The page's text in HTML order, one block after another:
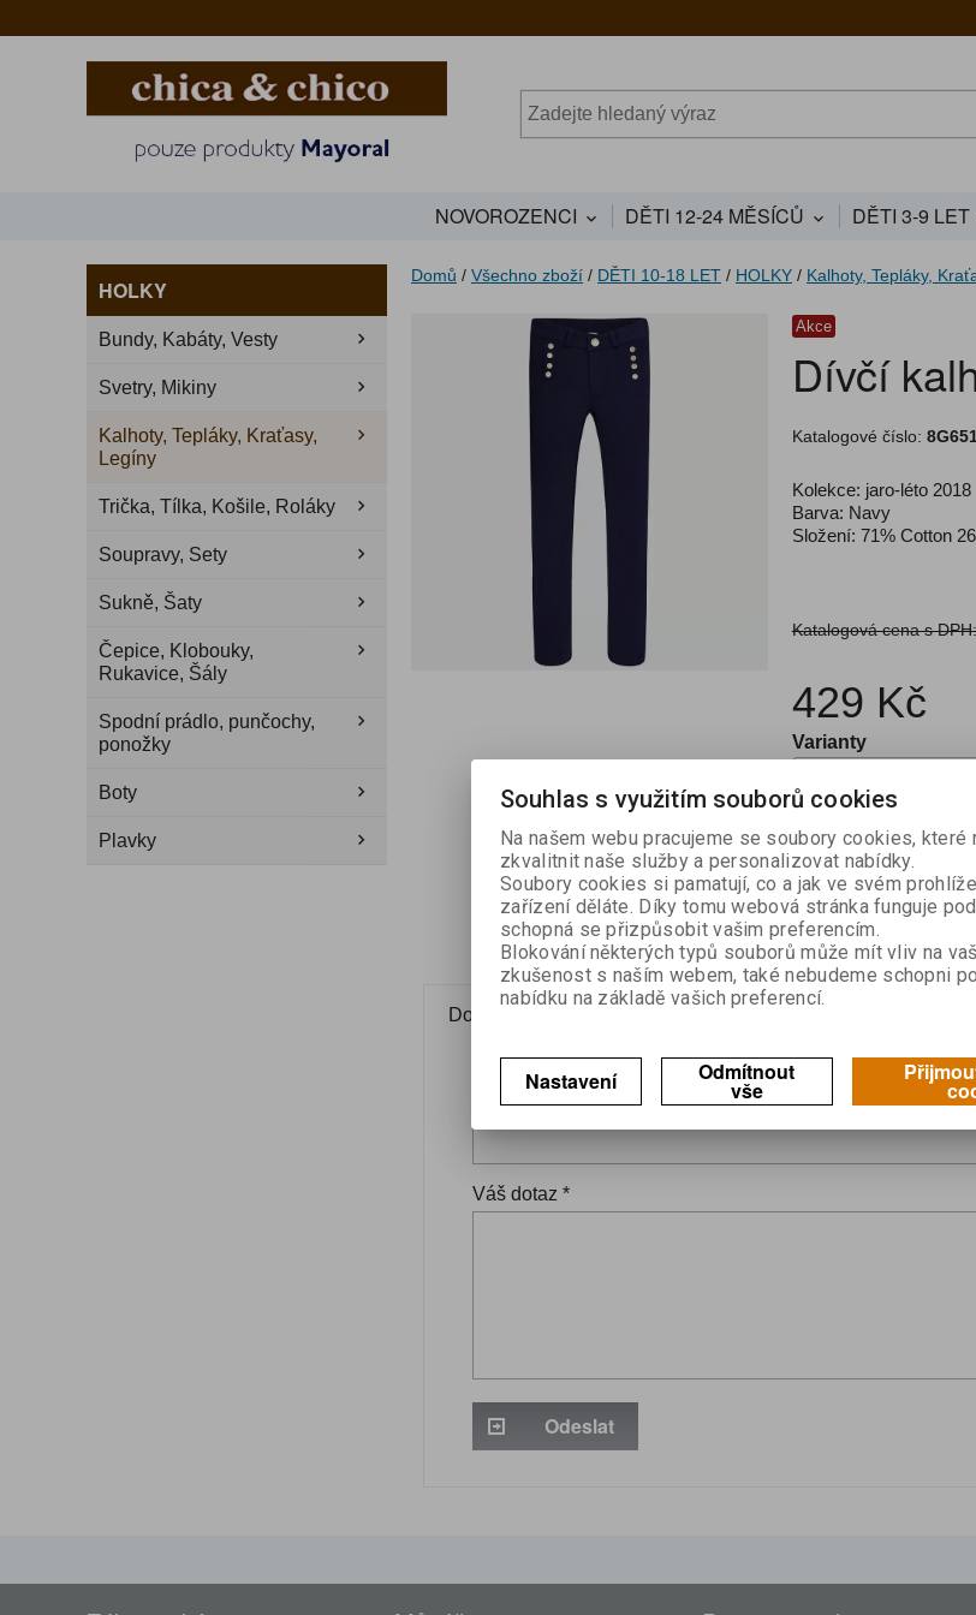
NOVOROZENCI DĚTI 12-24 MĚSÍCŮ DĚTI 3-9 LET
HOLKY
Bundy, Kabáty, Vesty
Svetry, Mikiny
Kalhoty, Tepláky, Kraťasy,
Legíny
Trička, Tílka, Košile, Roláky
Soupravy, Sety
Sukně, Šaty
Čepice, Klobouky,
Rukavice, Šály
Spodní prádlo, punčochy,
ponožky
Boty
Plavky
Domů / Všechno zboží / DĚTI 10-18 LET / HOLKY / Kalhoty, Tepláky,
Akce
Dívčí
Katalogové číslo:
Kolekce: jaro-léto 2018
Barva: Navy
Složení: 71% Cotton
Katalogová cena s
429 Kč
Varianty


Skladem:1
Dotaz na výrobek Doporučit výrobek
Váš email *
Váš dotaz *
Odeslat
Souhlas s využitím souborů cookies
Na našem webu pracujeme se soubory cookies, které
zkvalitnit naše služby a personalizovat nabídky.
Soubory cookies si pamatují, co a jak ve svém
zařízení děláte. Díky tomu webová stránka funguje
schopná se přizpůsobit vašim preferencím.
Blokování některých typů souborů může mít vliv na
zkušenost s naším webem, také nebudeme schopni
nabídku na základě vašich preferencí.
Nastavení Odmítnout
vše